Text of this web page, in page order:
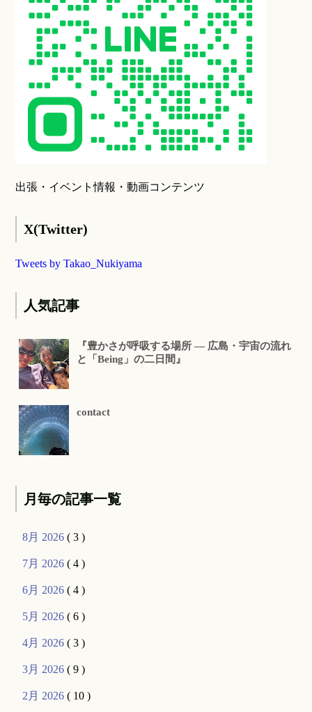
出張・イベント情報・動画コンテンツ
X(Twitter)
Tweets by Takao_Nukiyama
人気記事
『豊かさが呼吸する場所 ― 広島・宇宙の流れ
と「Being」の二日間』
contact
月毎の記事一覧
8月 2026( 3 )
7月 2026( 4 )
6月 2026( 4 )
5月 2026( 6 )
4月 2026( 3 )
3月 2026( 9 )
2月 2026( 10 )